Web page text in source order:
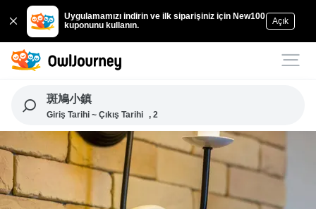
Uygulamamızı indirin ve ilk siparişiniz için New100
kuponunu kullanın.
Açık
斑鳩小鎮
Giriş Tarihi ~ Çıkış Tarihi , 2